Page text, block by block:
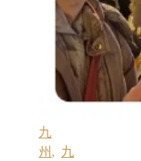
九
州 , 九